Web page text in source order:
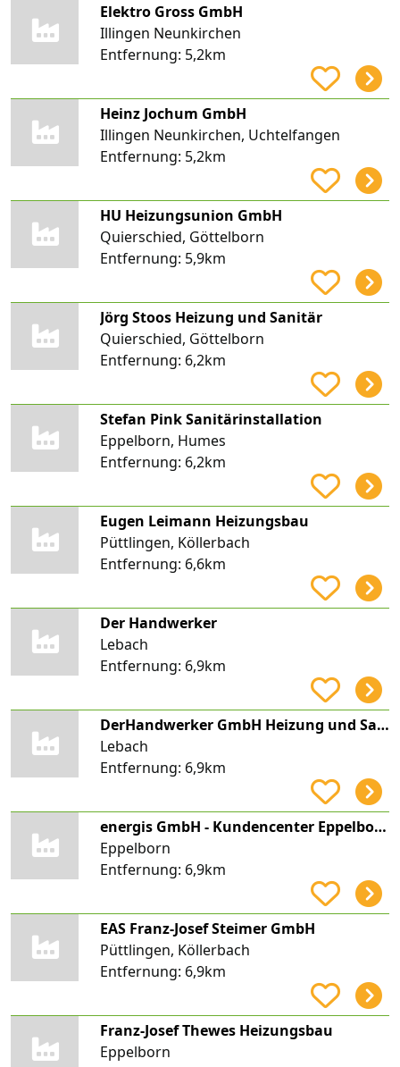
Elektro Gross GmbH
Illingen Neunkirchen
Entfernung: 5,2km
Heinz Jochum GmbH
Illingen Neunkirchen, Uchtelfangen
Entfernung: 5,2km
HU Heizungsunion GmbH
Quierschied, Göttelborn
Entfernung: 5,9km
Jörg Stoos Heizung und Sanitär
Quierschied, Göttelborn
Entfernung: 6,2km
Stefan Pink Sanitärinstallation
Eppelborn, Humes
Entfernung: 6,2km
Eugen Leimann Heizungsbau
Püttlingen, Köllerbach
Entfernung: 6,6km
Der Handwerker
Lebach
Entfernung: 6,9km
DerHandwerker GmbH Heizung und Sanitär
Lebach
Entfernung: 6,9km
energis GmbH - Kundencenter Eppelborn
Eppelborn
Entfernung: 6,9km
EAS Franz-Josef Steimer GmbH
Püttlingen, Köllerbach
Entfernung: 6,9km
Franz-Josef Thewes Heizungsbau
Eppelborn